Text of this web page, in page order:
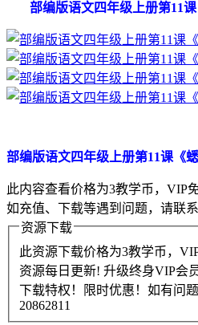
部编版语文四年级上册第11
部编版语文四年级上册第11课《
此内容查看价格为3教学币，VIP
如充值、下载等遇到问题，请联系
资源下载
此资源下载价格为3教学币，
资源每日更新! 升级终身VIP会
下载特权！限时优惠！如有问
20862811